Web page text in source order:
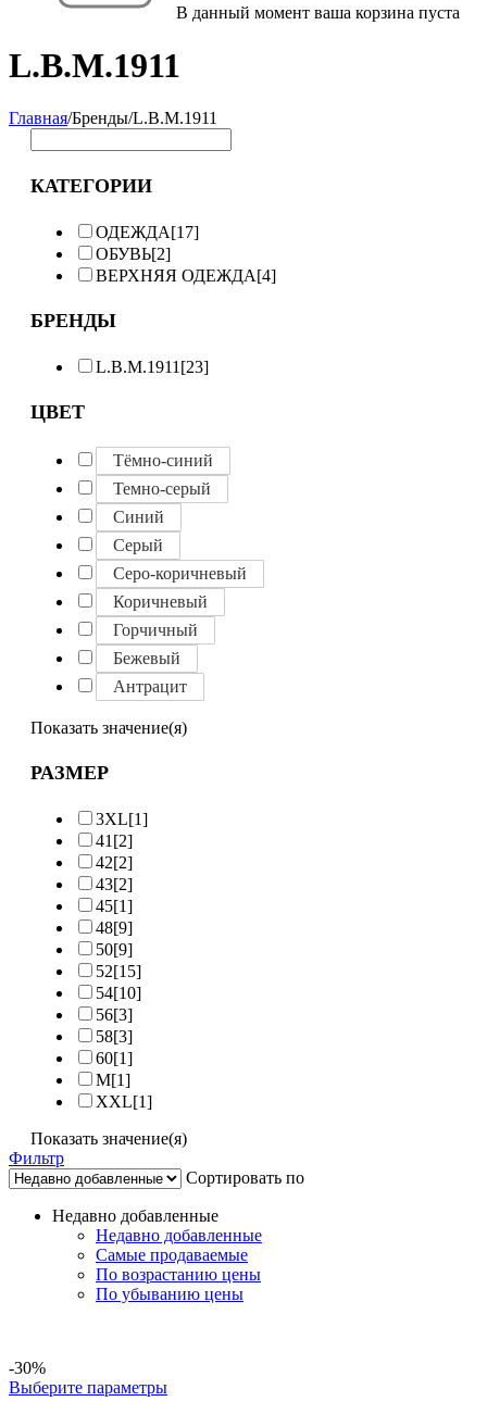
В данный момент ваша корзина пуста
L.B.M.1911
Главная/Бренды/L.B.M.1911
КАТЕГОРИИ
ОДЕЖДА[17]
ОБУВЬ[2]
ВЕРХНЯЯ ОДЕЖДА[4]
БРЕНДЫ
L.B.M.1911 [23]
ЦВЕТ
Тёмно-синий
Темно-серый
Синий
Серый
Серо-коричневый
Коричневый
Горчичный
Бежевый
Антрацит
Показать значение(я)
РАЗМЕР
3XL[1]
41 [2]
42[2]
43[2]
45[1]
48[9]
50[9]
52[15]
54[10]
56[3]
58[3]
60[1]
M[1]
XXL[1]
Показать значение(я)
Фильтр
Сортировать по
Недавно добавленные
Недавно добавленные
Самые продаваемые
По возрастанию цены
По убыванию цены
-30%
Выберите параметры